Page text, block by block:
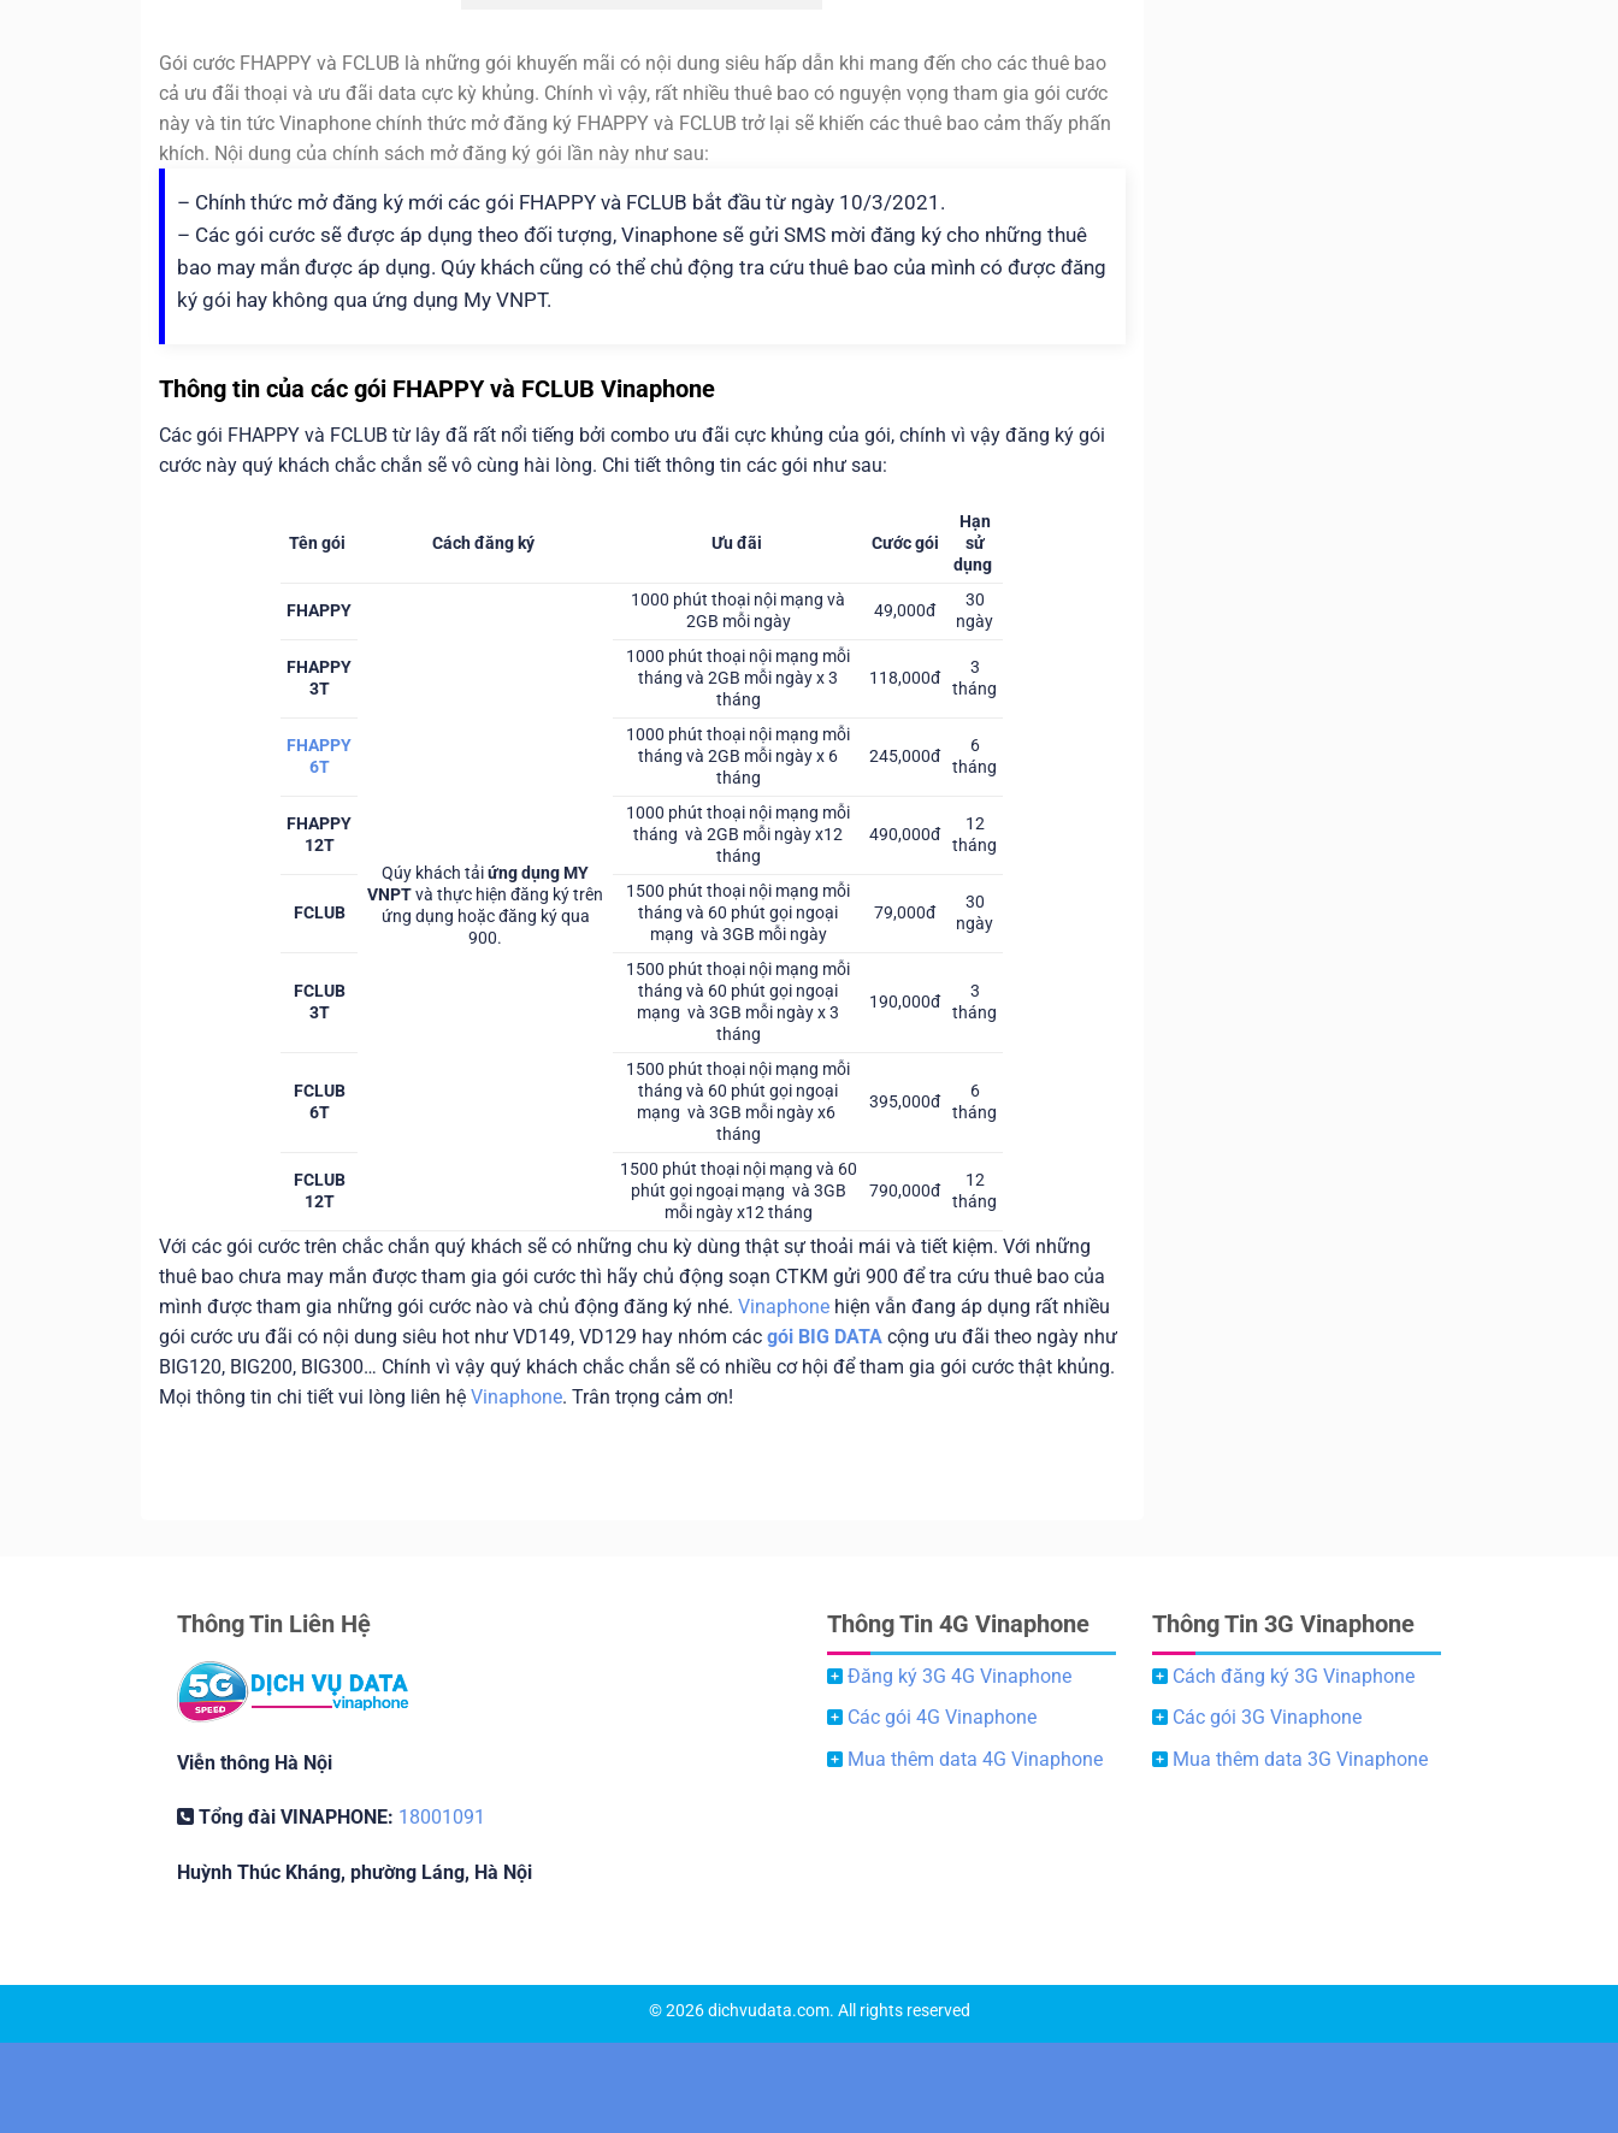
Gói cước FHAPPY và FCLUB là những gói khuyến mãi có nội dung siêu hấp dẫn khi mang đến cho các thuê bao
cả ưu đãi thoại và ưu đãi data cực kỳ khủng. Chính vì vậy, rất nhiều thuê bao có nguyện vọng tham gia gói cước
này và tin tức Vinaphone chính thức mở đăng ký FHAPPY và FCLUB trở lại sẽ khiến các thuê bao cảm thấy phấn
khích. Nội dung của chính sách mở đăng ký gói lần này như sau:
– Chính thức mở đăng ký mới các gói FHAPPY và FCLUB bắt đầu từ ngày 10/3/2021.
– Các gói cước sẽ được áp dụng theo đối tượng, Vinaphone sẽ gửi SMS mời đăng ký cho những thuê
bao may mắn được áp dụng. Qúy khách cũng có thể chủ động tra cứu thuê bao của mình có được đăng
ký gói hay không qua ứng dụng My VNPT.
Thông tin của các gói FHAPPY và FCLUB Vinaphone
Các gói FHAPPY và FCLUB từ lây đã rất nổi tiếng bởi combo ưu đãi cực khủng của gói, chính vì vậy đăng ký gói
cước này quý khách chắc chắn sẽ vô cùng hài lòng. Chi tiết thông tin các gói như sau:
Tên gói Cách đăng ký Ưu đãi Cước gói
Hạn
sử
dụng
FHAPPY
Qúy khách tảiứng dụng MY
VNPTvà thực hiện đăng ký trên
ứng dụng hoặc đăng ký qua
900.
1000 phút thoại nội mạng và
2GB mỗi ngày
49,000đ
30
ngày
FHAPPY
3T
1000 phút thoại nội mạng mỗi
tháng và 2GB mỗi ngày x 3
tháng
118,000đ
3
tháng
FHAPPY
6T
1000 phút thoại nội mạng mỗi
tháng và 2GB mỗi ngày x 6
tháng
245,000đ
6
tháng
FHAPPY
12T
1000 phút thoại nội mạng mỗi
tháng và 2GB mỗi ngày x12
tháng
490,000đ
12
tháng
FCLUB
1500 phút thoại nội mạng mỗi
tháng và 60 phút gọi ngoại
mạng và 3GB mỗi ngày
79,000đ
30
ngày
FCLUB
3T
1500 phút thoại nội mạng mỗi
tháng và 60 phút gọi ngoại
mạng và 3GB mỗi ngày x 3
tháng
190,000đ
3
tháng
FCLUB
6T
1500 phút thoại nội mạng mỗi
tháng và 60 phút gọi ngoại
mạng và 3GB mỗi ngày x6
tháng
395,000đ
6
tháng
FCLUB
12T
1500 phút thoại nội mạng và 60
phút gọi ngoại mạng và 3GB
mỗi ngày x12 tháng
790,000đ
12
tháng
Với các gói cước trên chắc chắn quý khách sẽ có những chu kỳ dùng thật sự thoải mái và tiết kiệm. Với những
thuê bao chưa may mắn được tham gia gói cước thì hãy chủ động soạn CTKM gửi 900 để tra cứu thuê bao của
mình được tham gia những gói cước nào và chủ động đăng ký nhé. Vinaphone hiện vẫn đang áp dụng rất nhiều
gói cước ưu đãi có nội dung siêu hot như VD149, VD129 hay nhóm các gói BIG DATA cộng ưu đãi theo ngày như
BIG120, BIG200, BIG300… Chính vì vậy quý khách chắc chắn sẽ có nhiều cơ hội để tham gia gói cước thật khủng.
Mọi thông tin chi tiết vui lòng liên hệ Vinaphone. Trân trọng cảm ơn!
Thông Tin Liên Hệ
Viễn thông Hà Nội
Tổng đài VINAPHONE: 18001091
Huỳnh Thúc Kháng, phường Láng, Hà Nội
Thông Tin 4G Vinaphone
Đăng ký 3G 4G Vinaphone
Các gói 4G Vinaphone
Mua thêm data 4G Vinaphone
Thông Tin 3G Vinaphone
Cách đăng ký 3G Vinaphone
Các gói 3G Vinaphone
Mua thêm data 3G Vinaphone
© 2026 dichvudata.com. All rights reserved